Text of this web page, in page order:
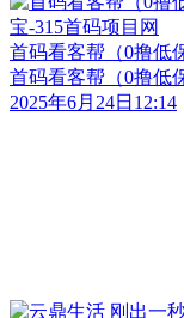
首码看客帮（0撸低
首码看客帮（0撸低
2025年6月24日12:14